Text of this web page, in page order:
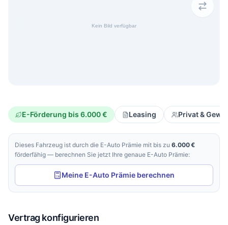
E-Förderung bis 6.000 € Leasing Privat &
Dieses Fahrzeug ist durch die E-Auto Prämie mit bis zu 6.000 €
förderfähig — berechnen Sie jetzt Ihre genaue E-Auto Prämie:
Meine E-Auto Prämie berechnen
Vertrag konfigurieren